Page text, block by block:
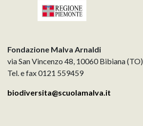
Fondazione Malva Arnaldi
via San Vincenzo 48, 10060 Bibiana (TO)
Tel. e fax 0121 559459
biodiversita@scuolamalva.it